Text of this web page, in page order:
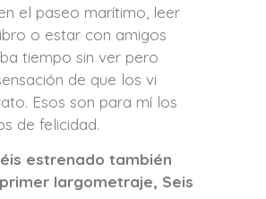
el paseo marítimo, leer
o estar con amigos
tiempo sin ver pero
de que los vi
Esos son para mí los
de felicidad.
estrenado también
largometraje, Seis